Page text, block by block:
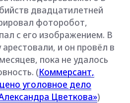
из чисто инженерного в
AI-продакт-
экспертов,
быстрее, чем на чистых
не обязательно
— достаточно